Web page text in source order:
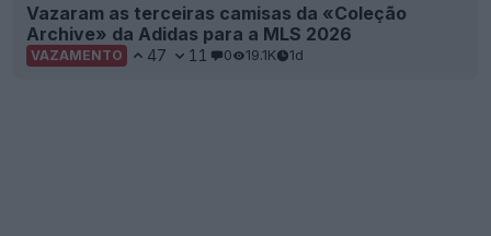
Vazaram as terceiras camisas da «Coleção
Archive» da Adidas para a MLS 2026
VAZAMENTO 47 11 0 19.1K 1d